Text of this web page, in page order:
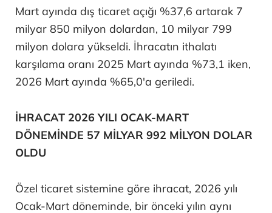
Mart ayında dış ticaret açığı %37,6 artarak 7
milyar 850 milyon dolardan, 10 milyar 799
milyon dolara yükseldi. İhracatın ithalatı
karşılama oranı 2025 Mart ayında %73,1 iken,
2026 Mart ayında %65,0'a geriledi.
İHRACAT 2026 YILI OCAK-MART
DÖNEMİNDE 57 MİLYAR 992 MİLYON DOLAR
OLDU
Özel ticaret sistemine göre ihracat, 2026 yılı
Ocak-Mart döneminde, bir önceki yılın aynı